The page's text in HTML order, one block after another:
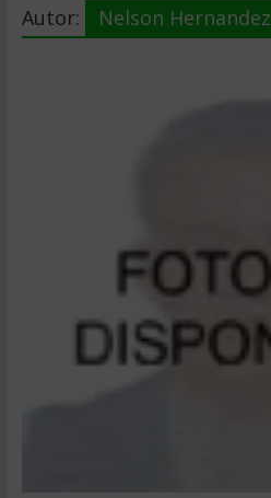
Autor: Nelson Hernandez